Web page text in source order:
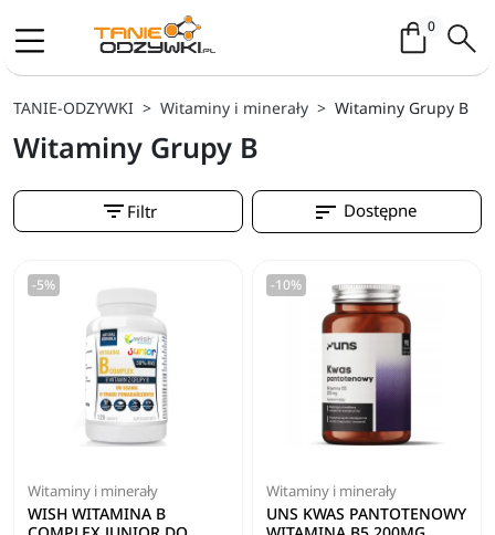
0Koszyk /
TANIE-ODZYWKI Witaminy i minerały Witaminy Grupy B
Witaminy Grupy B
filter_list Filtr sort Dostępne
-5%
Witaminy i minerały
WISH WITAMINA B
-10%
Witaminy i minerały
UNS KWAS PANTOTENOWY